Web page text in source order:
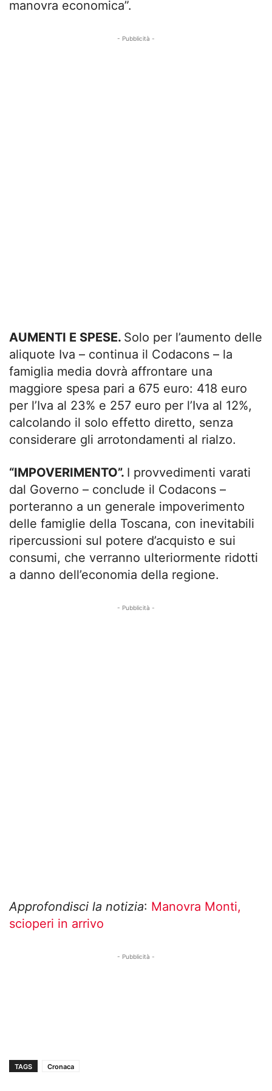
manovra economica”.
- Pubblicità -
AUMENTI E SPESE. Solo per l’aumento delle
aliquote Iva – continua il Codacons – la
famiglia media dovrà affrontare una
maggiore spesa pari a 675 euro: 418 euro
per l’Iva al 23% e 257 euro per l’Iva al 12%,
calcolando il solo effetto diretto, senza
considerare gli arrotondamenti al rialzo.
“IMPOVERIMENTO”. I provvedimenti varati
dal Governo – conclude il Codacons –
porteranno a un generale impoverimento
delle famiglie della Toscana, con inevitabili
ripercussioni sul potere d’acquisto e sui
consumi, che verranno ulteriormente ridotti
a danno dell’economia della regione.
- Pubblicità -
Approfondisci la notizia: Manovra Monti,
scioperi in arrivo
- Pubblicità -
TAGS Cronaca